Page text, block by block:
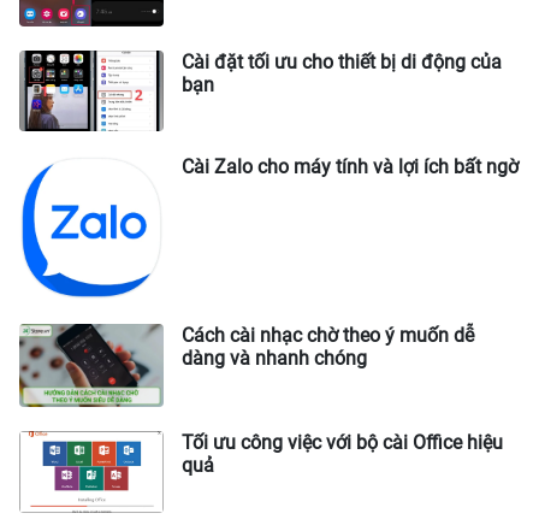
Cài đặt tối ưu cho thiết bị di động của
bạn
Cài Zalo cho máy tính và lợi ích bất ngờ
Cách cài nhạc chờ theo ý muốn dễ
dàng và nhanh chóng
Tối ưu công việc với bộ cài Office hiệu
quả